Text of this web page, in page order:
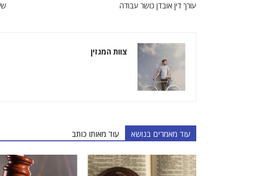
עורך דין אובדן כושר עבודה
צוות המגזין
עוד מאמרים בנושא עוד מאותו כותב